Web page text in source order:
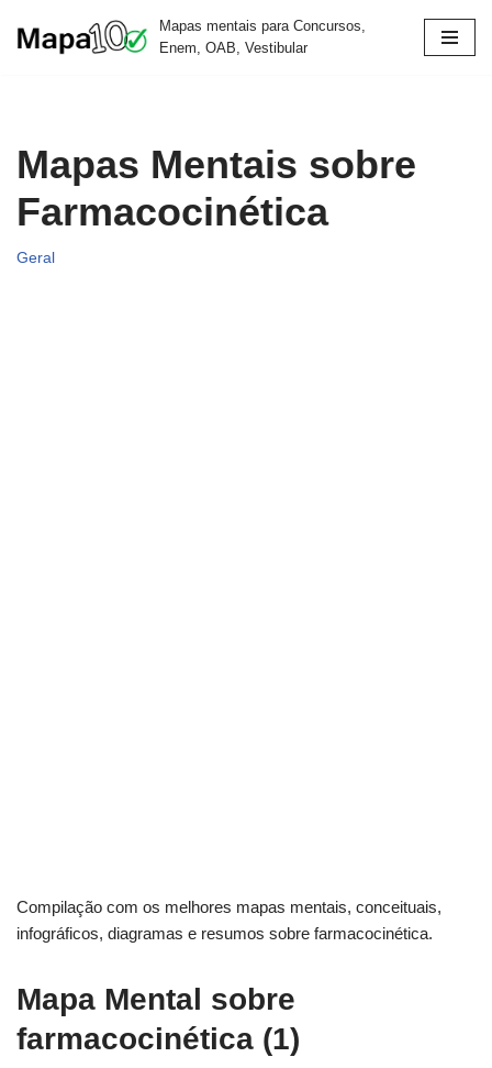
Mapas mentais para Concursos,
Enem, OAB, Vestibular
Mapas Mentais sobre
Farmacocinética
Geral
Compilação com os melhores mapas mentais, conceituais,
infográficos, diagramas e resumos sobre farmacocinética.
Mapa Mental sobre
farmacocinética (1)